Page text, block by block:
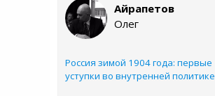
Айрапетов
Олег
Россия зимой 1904 года: первые
уступки во внутренней политике